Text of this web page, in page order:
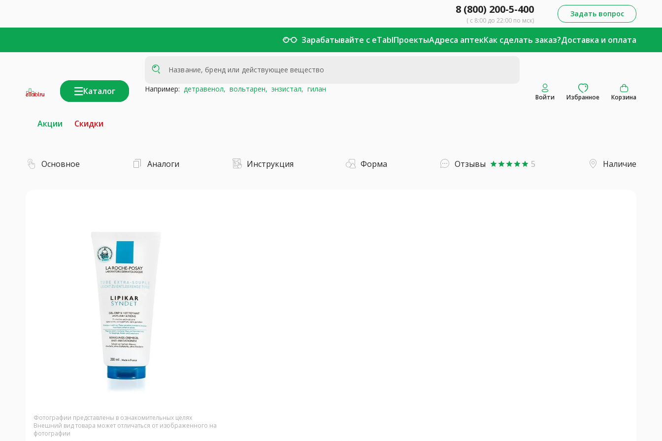
8 (800) 200-5-400
( с 8:00 до 22:00 по мск)
Задать вопрос
Зарабатывайте с eTablПроектыАдреса аптекКак сделать заказ?Доставка и оплата
Каталог Например: детравенол, вольтарен, энзистал, гилан
Войти Избранное Корзина
Акции Скидки
Основное Аналоги Инструкция Форма Отзывы starstarstarstarstar 5 Наличие
Фотографии представлены в ознакомительных целях
Внешний вид товара может отличаться от изображенного на
фотографии